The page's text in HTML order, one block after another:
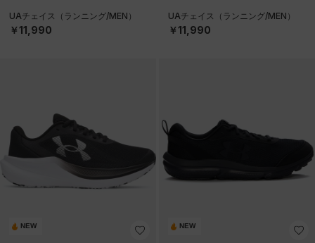
UAチェイス（ランニング/MEN）
￥11,990
UAチェイス（ランニング/MEN）
￥11,990
NEW NEW